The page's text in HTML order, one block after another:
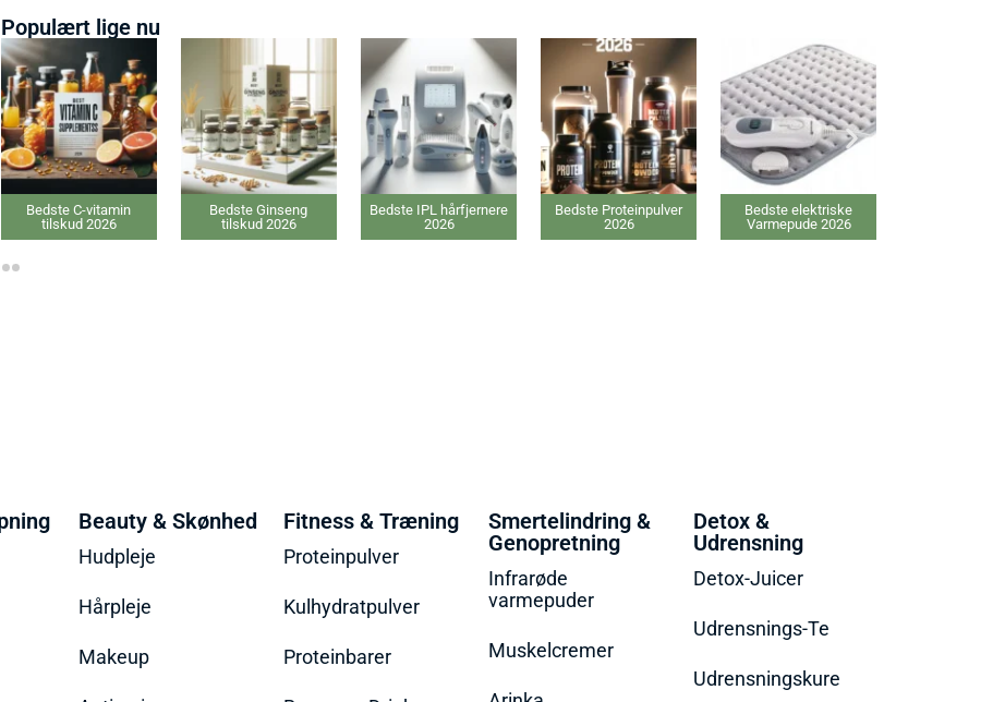
Populært lige nu
C-vitamin
tilskud 2026
Bedste Ginseng
tilskud 2026
Bedste IPL hårfjernere
Bedste Proteinpulver
Bedste elektriske
Varmepude 2026
Beauty & Skønhed
Hudpleje
Hårpleje
Makeup
Fitness & Træning
Proteinpulver
Kulhydratpulver
Proteinbarer
Smertelindring &
Genopretning
Infrarøde
varmepuder
Muskelcremer
Detox &
Udrensning
Detox-Juicer
Udrensnings-Te
Udrensningskure